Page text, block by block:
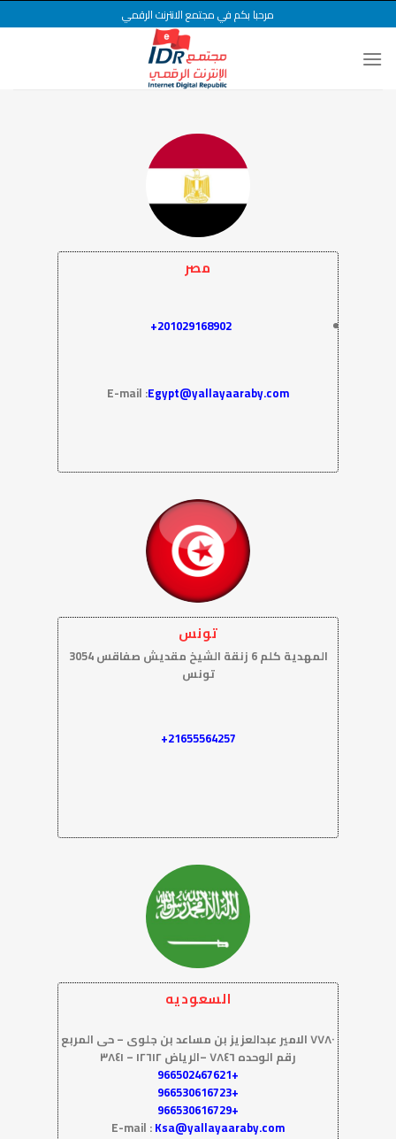
to
content
مرحبا بكم في مجتمع الانترنت الرقمي
مصر
201029168902+
E-mail :Egypt@yallayaaraby.com
تونس
المهدية كلم 6 زنقة الشيخ مقديش صفاقس 3054
تونس
21655564257+
السعوديه
٧٧٨٠ الامير عبدالعزيز بن مساعد بن جلوى – حى المربع
رقم الوحده ٧٨٤٦
–الرياض ١٢٦١٢ – ٣٨٤١
+966502467621
+966530616723
+966530616729
E-mail :Ksa@yallayaaraby.com